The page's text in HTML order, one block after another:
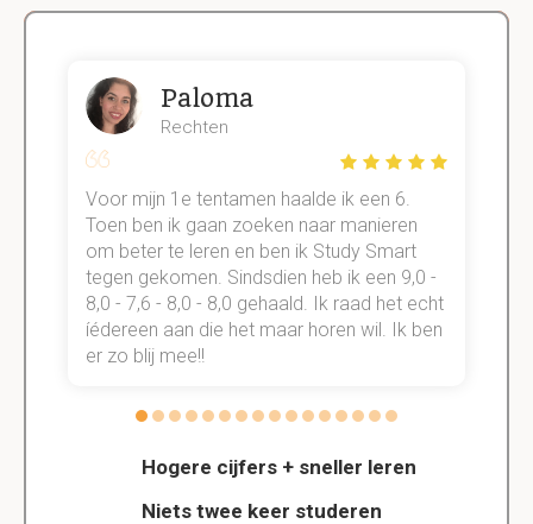
Hogere cijfers + sneller leren
Niets twee keer studeren
Paloma
Rechten
Voor mijn 1e tentamen haalde ik een 6.
Toen ben ik gaan zoeken naar manieren
om beter te leren en ben ik Study Smart
tegen gekomen. Sindsdien heb ik een 9,0 -
8,0 - 7,6 - 8,0 - 8,0 gehaald. Ik raad het echt
íédereen aan die het maar horen wil. Ik ben
er zo blij mee!!